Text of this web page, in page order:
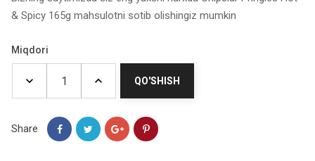
& Spicy 165g mahsulotni sotib olishingiz mumkin
Miqdori
QO'SHISH
Share